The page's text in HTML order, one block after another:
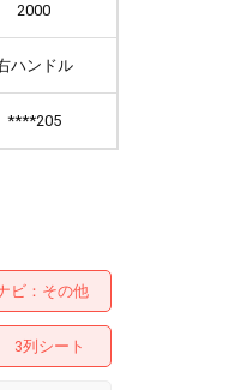
2000
ハンドル
****205
ビ その他
3列シート